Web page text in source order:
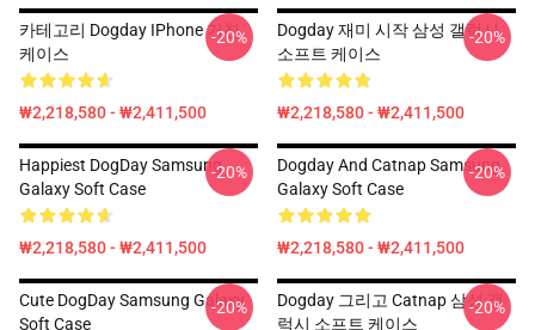
카테고리 Dogday IPhone 거친
케이스
₩2,218,580 - ₩2,411,500
-20%
Dogday 재미 시작 삼성 갤럭시
소프트 케이스
₩2,218,580 - ₩2,411,500
-20%
Happiest DogDay Samsung
Galaxy Soft Case
₩2,218,580 - ₩2,411,500
-20%
Dogday And Catnap Samsung
Galaxy Soft Case
₩2,218,580 - ₩2,411,500
-20%
Cute DogDay Samsung Galaxy
Soft Case
-20%
Dogday 그리고 Catnap 삼성 갤
럭시 소프트 케이스
-20%